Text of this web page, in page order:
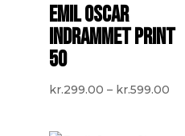
EMIL OSCAR
INDRAMMET PRINT
50
kr.299.00 – kr.599.00